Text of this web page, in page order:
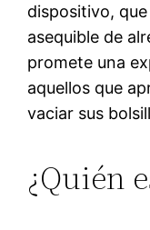
dispositivo,
asequible de
promete una
aquellos que
vaciar sus
¿Quién